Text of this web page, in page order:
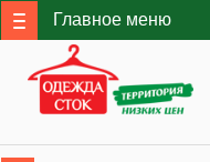
Главное меню